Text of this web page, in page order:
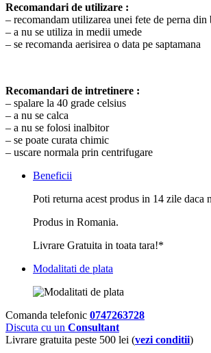
Recomandari de utilizare :
– recomandam utilizarea unei fete de perna din
– a nu se utiliza in medii umede
– se recomanda aerisirea o data pe saptamana
Recomandari de intretinere :
– spalare la 40 grade celsius
– a nu se calca
– a nu se folosi inalbitor
– se poate curata chimic
– uscare normala prin centrifugare
Beneficii
Poti returna acest produs in 14 zile daca
Produs in Romania.
Livrare Gratuita in toata tara!*
Modalitati de plata
Comanda telefonic 0747263728
Discuta cu un Consultant
Livrare gratuita peste 500 lei (vezi conditii)